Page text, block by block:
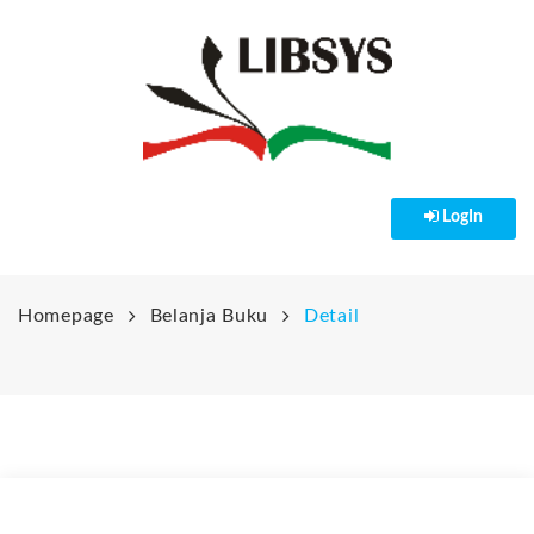
LogIn
Homepage Belanja Buku Detail